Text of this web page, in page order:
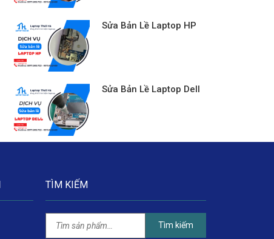
Sửa Bản Lề Laptop HP
Sửa Bản Lề Laptop Dell
TÌM KIẾM
Tìm kiếm